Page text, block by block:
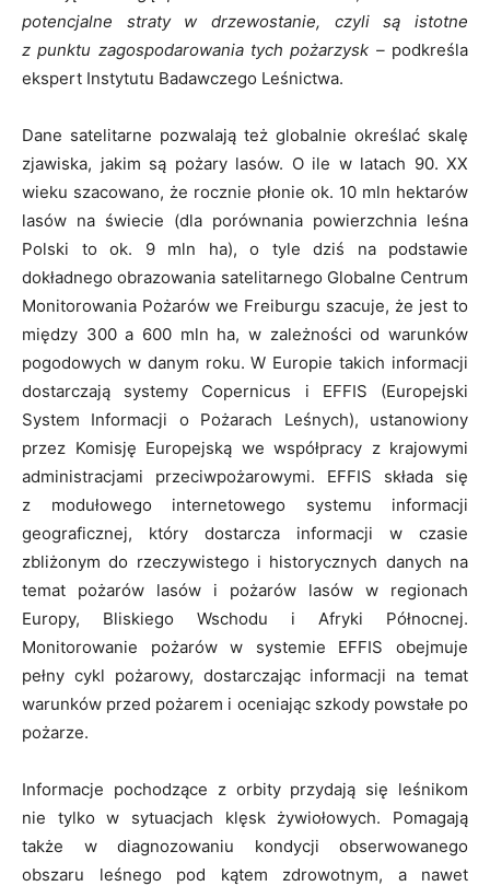
potencjalne straty w drzewostanie, czyli są istotne
z punktu zagospodarowania tych pożarzysk – podkreśla
ekspert Instytutu Badawczego Leśnictwa.
Dane satelitarne pozwalają też globalnie określać skalę
zjawiska, jakim są pożary lasów. O ile w latach 90. XX
wieku szacowano, że rocznie płonie ok. 10 mln hektarów
lasów na świecie (dla porównania powierzchnia leśna
Polski to ok. 9 mln ha), o tyle dziś na podstawie
dokładnego obrazowania satelitarnego Globalne Centrum
Monitorowania Pożarów we Freiburgu szacuje, że jest to
między 300 a 600 mln ha, w zależności od warunków
pogodowych w danym roku. W Europie takich informacji
dostarczają systemy Copernicus i EFFIS (Europejski
System Informacji o Pożarach Leśnych), ustanowiony
przez Komisję Europejską we współpracy z krajowymi
administracjami przeciwpożarowymi. EFFIS składa się
z modułowego internetowego systemu informacji
geograficznej, który dostarcza informacji w czasie
zbliżonym do rzeczywistego i historycznych danych na
temat pożarów lasów i pożarów lasów w regionach
Europy, Bliskiego Wschodu i Afryki Północnej.
Monitorowanie pożarów w systemie EFFIS obejmuje
pełny cykl pożarowy, dostarczając informacji na temat
warunków przed pożarem i oceniając szkody powstałe po
pożarze.
Informacje pochodzące z orbity przydają się leśnikom
nie tylko w sytuacjach klęsk żywiołowych. Pomagają
także w diagnozowaniu kondycji obserwowanego
obszaru leśnego pod kątem zdrowotnym, a nawet